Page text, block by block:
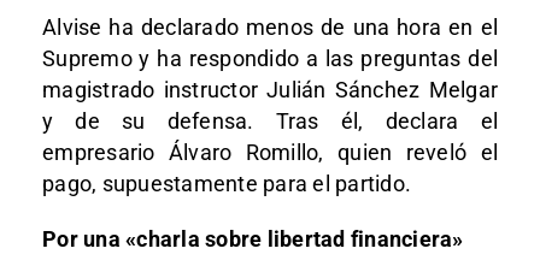
Alvise ha declarado menos de una hora en el
Supremo y ha respondido a las preguntas del
magistrado instructor Julián Sánchez Melgar
y de su defensa. Tras él, declara el
empresario Álvaro Romillo, quien reveló el
pago, supuestamente para el partido.
Por una «charla sobre libertad financiera»